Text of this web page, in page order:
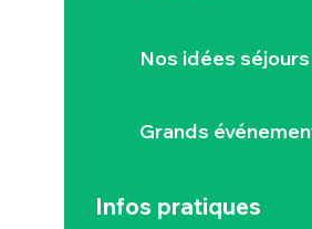
Nos idées séjours
Grands
Infos pratiques